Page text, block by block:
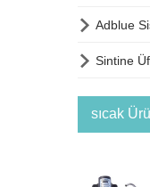
 Adblue
 Sintine
sıcak